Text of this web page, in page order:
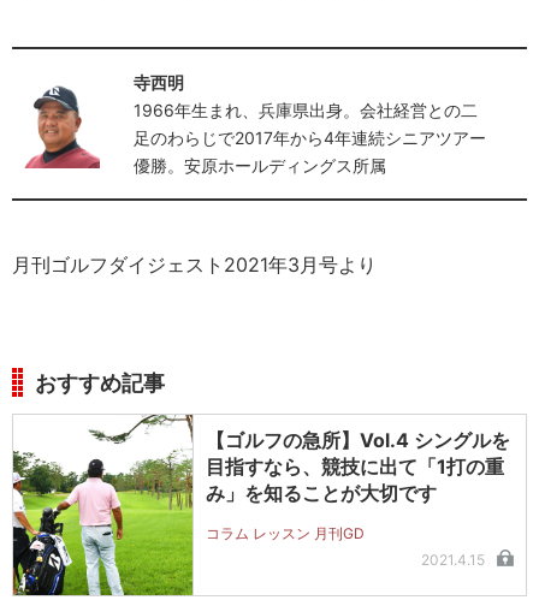
寺西明
1966年生まれ、兵庫県出身。会社経営との二
足のわらじで2017年から4年連続シニアツアー
優勝。安原ホールディングス所属
月刊ゴルフダイジェスト2021年3月号より
おすすめ記事
【ゴルフの急所】Vol.4 シングルを
目指すなら、競技に出て「1打の重
み」を知ることが大切です
コラム レッスン 月刊GD
2021.4.15